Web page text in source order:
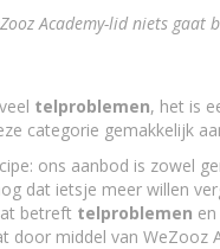
Academy-lid niets gaat
telproblemen, het is
categorie gemakkelijk
ons aanbod is zowel
dat ietsje meer willen
betreft telproblemen en
door middel van WeZooz